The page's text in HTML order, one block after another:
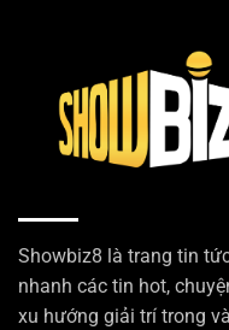
Showbiz8 là trang tin
nhanh các tin hot,
xu hướng giải trí trong